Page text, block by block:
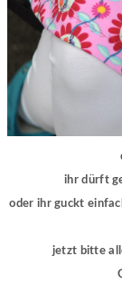
ihr dürft
oder ihr guckt
jetzt bitte